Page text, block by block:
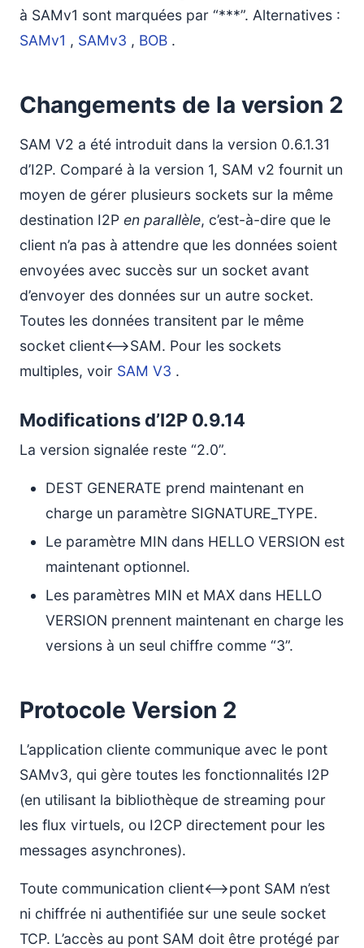
à SAMv1 sont marquées par “***”. Alternatives :
SAMv1 , SAMv3 , BOB .
Changements de la version 2
SAM V2 a été introduit dans la version 0.6.1.31
d’I2P. Comparé à la version 1, SAM v2 fournit un
moyen de gérer plusieurs sockets sur la même
destination I2P en parallèle, c’est-à-dire que le
client n’a pas à attendre que les données soient
envoyées avec succès sur un socket avant
d’envoyer des données sur un autre socket.
Toutes les données transitent par le même
socket client<–>SAM. Pour les sockets
multiples, voir SAM V3 .
Modifications d’I2P 0.9.14
La version signalée reste “2.0”.
DEST GENERATE prend maintenant en
charge un paramètre SIGNATURE_TYPE.
Le paramètre MIN dans HELLO VERSION est
maintenant optionnel.
Les paramètres MIN et MAX dans HELLO
VERSION prennent maintenant en charge les
versions à un seul chiffre comme “3”.
Protocole Version 2
L’application cliente communique avec le pont
SAMv3, qui gère toutes les fonctionnalités I2P
(en utilisant la bibliothèque de streaming pour
les flux virtuels, ou I2CP directement pour les
messages asynchrones).
Toute communication client<–>pont SAM n’est
ni chiffrée ni authentifiée sur une seule socket
TCP. L’accès au pont SAM doit être protégé par